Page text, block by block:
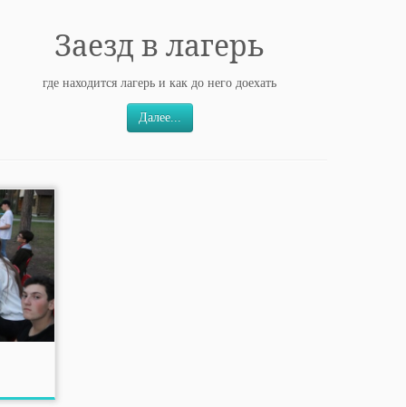
Заезд в лагерь
где находится лагерь и как до него доехать
Далее...